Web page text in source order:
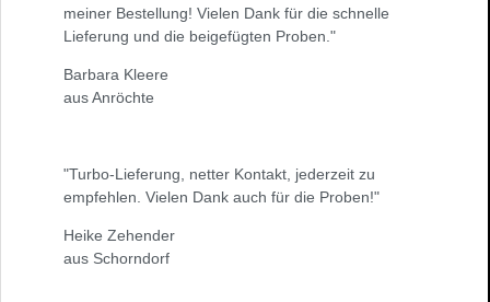
meiner Bestellung! Vielen Dank für die schnelle
Lieferung und die beigefügten Proben."
Barbara Kleere
aus Anröchte
"Turbo-Lieferung, netter Kontakt, jederzeit zu
empfehlen. Vielen Dank auch für die Proben!"
Heike Zehender
aus Schorndorf